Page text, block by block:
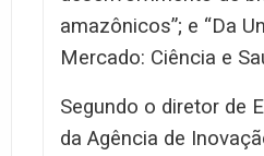
amazônicos”; e “Da
Mercado: Ciência e
Segundo o diretor de
da Agência de